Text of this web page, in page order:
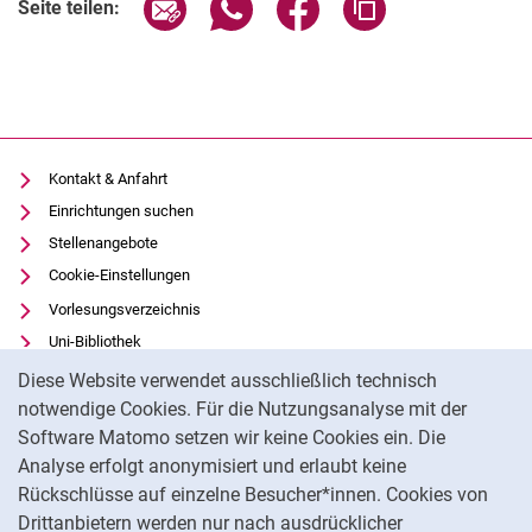
Diese Website verwendet ausschließlich technisch
notwendige Cookies. Für die Nutzungsanalyse mit der
Software Matomo setzen wir keine Cookies ein. Die
Analyse erfolgt anonymisiert und erlaubt keine
Rückschlüsse auf einzelne Besucher*innen. Cookies von
Drittanbietern werden nur nach ausdrücklicher
Seite teilen:
Kontakt & Anfahrt
Einrichtungen suchen
Stellenangebote
Cookie-Einstellungen
Vorlesungsverzeichnis
Uni-Bibliothek
Moodle
Panopto
Datenschutz
Barrierefreiheit
Transparenter KI-Einsatz